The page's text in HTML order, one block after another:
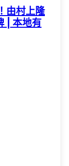
由村上隆
| 本地有